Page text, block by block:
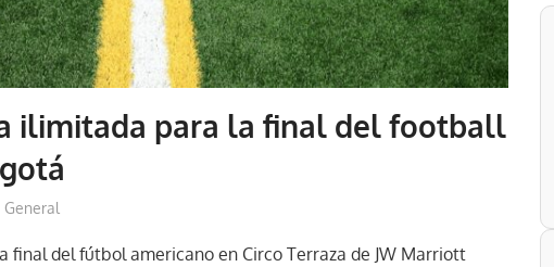
ilimitada para la final del football
General
final del fútbol americano en Circo Terraza de JW Marriott